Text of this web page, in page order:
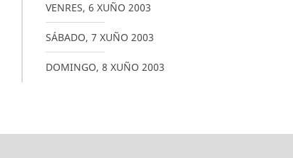
VENRES, 6 XUÑO 2003
SÁBADO, 7 XUÑO 2003
DOMINGO, 8 XUÑO 2003